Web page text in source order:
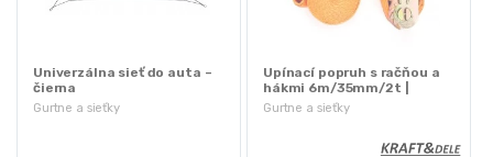
Gurtne a sieťky
Univerzálna sieť do auta –
čierna
Gurtne a sieťky
Upínací popruh s račňou a
hákmi 6m/35mm/2t |
KD1328